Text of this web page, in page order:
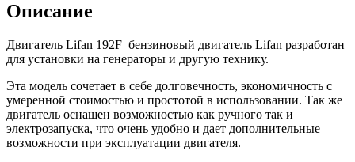
Описание
Двигатель Lifan 192F бензиновый двигатель Lifan разработан
для установки на генераторы и другую технику.
Эта модель сочетает в себе долговечность, экономичность с
умеренной стоимостью и простотой в использовании. Так же
двигатель оснащен возможностью как ручного так и
электрозапуска, что очень удобно и дает дополнительные
возможности при эксплуатации двигателя.